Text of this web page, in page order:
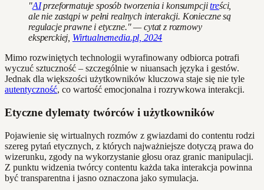
"AIprzeformatuje sposób tworzenia i konsumpcjitreści,
ale nie zastąpi w pełni realnych interakcji. Konieczne są
regulacje prawne i etyczne." — cytat z rozmowy
eksperckiej, Wirtualnemedia.pl, 2024
Mimo rozwiniętych technologii wyrafinowany odbiorca potrafi
wyczuć sztuczność – szczególnie w niuansach języka i gestów.
Jednak dla większości użytkowników kluczowa staje się nie tyle
autentyczność, co wartość emocjonalna i rozrywkowa interakcji.
Etyczne dylematy twórców i użytkowników
Pojawienie się wirtualnych rozmów z gwiazdami do contentu rodzi
szereg pytań etycznych, z których najważniejsze dotyczą prawa do
wizerunku, zgody na wykorzystanie głosu oraz granic manipulacji.
Z punktu widzenia twórcy contentu każda taka interakcja powinna
być transparentna i jasno oznaczona jako symulacja.